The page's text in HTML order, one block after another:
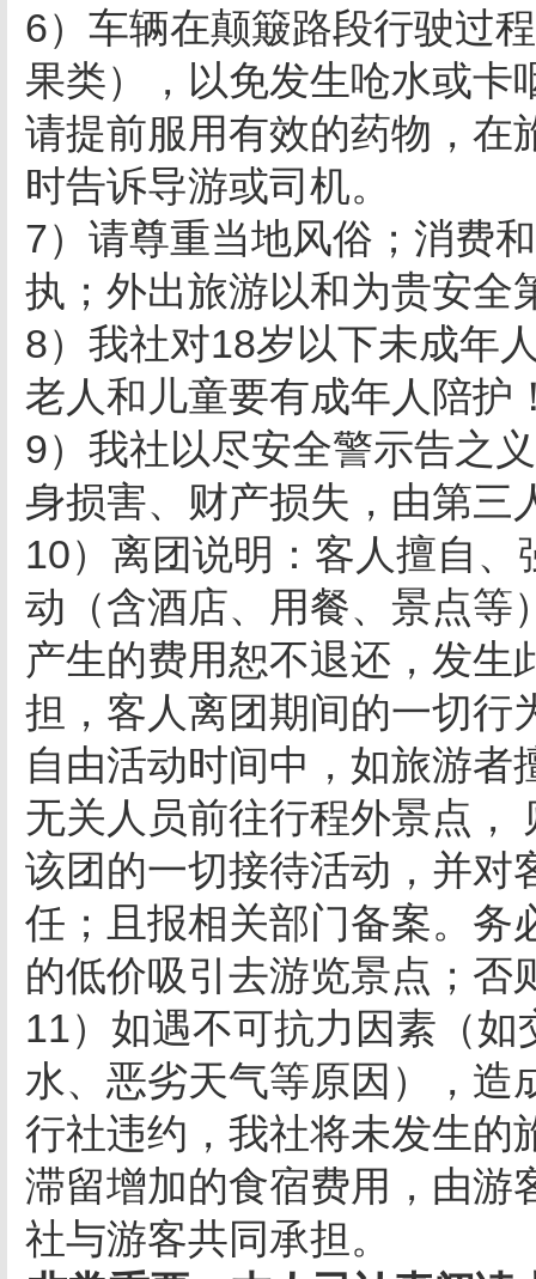
6）车辆在颠簸路段行驶过
果类），以免发生呛水或卡
请提前服用有效的药物，在
时告诉导游或司机。
7）请尊重当地风俗；消费
执；外出旅游以和为贵安全
8）我社对18岁以下未成年
老人和儿童要有成年人陪护
9）我社以尽安全警示告之
身损害、财产损失，由第三
10）离团说明：客人擅自
动（含酒店、用餐、景点等
产生的费用恕不退还，发生
担，客人离团期间的一切行
自由活动时间中，如旅游者
无关人员前往行程外景点，
该团的一切接待活动，并对
任；且报相关部门备案。务
的低价吸引去游览景点；否
11）如遇不可抗力因素（
水、恶劣天气等原因），造
行社违约，我社将未发生的
滞留增加的食宿费用，由游
社与游客共同承担。